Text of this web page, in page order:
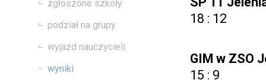
zgłoszone szkoły
podział na grupy
wyjazd nauczycieli
wyniki
18 : 12
GIM w ZSO
15 : 9